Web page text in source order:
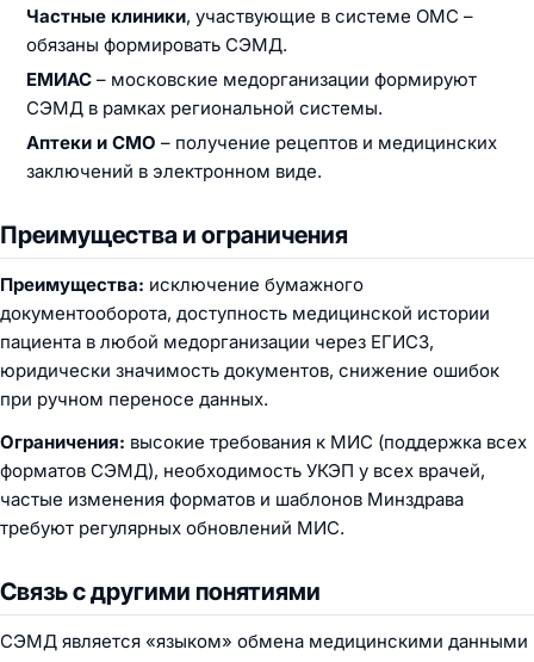
Частные клиники, участвующие в системе ОМС –
обязаны формировать СЭМД.
ЕМИАС – московские медорганизации формируют
СЭМД в рамках региональной системы.
Аптеки и СМО – получение рецептов и медицинских
заключений в электронном виде.
Преимущества и ограничения
Преимущества: исключение бумажного
документооборота, доступность медицинской истории
пациента в любой медорганизации через ЕГИСЗ,
юридически значимость документов, снижение ошибок
при ручном переносе данных.
Ограничения: высокие требования к МИС (поддержка всех
форматов СЭМД), необходимость УКЭП у всех врачей,
частые изменения форматов и шаблонов Минздрава
требуют регулярных обновлений МИС.
Связь с другими понятиями
СЭМД является «языком» обмена медицинскими данными